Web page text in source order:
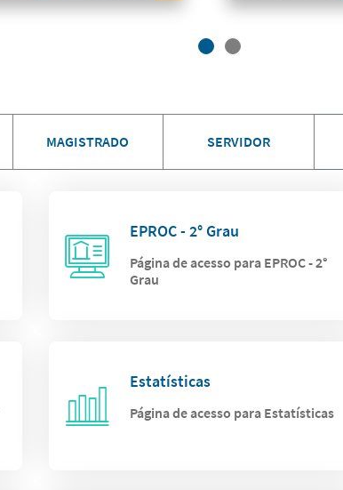
MAGISTRADO SERVIDOR
EPROC - 2° Grau
Página de acesso para EPROC - 2°
Grau
Estatísticas
Página de acesso para Estatísticas